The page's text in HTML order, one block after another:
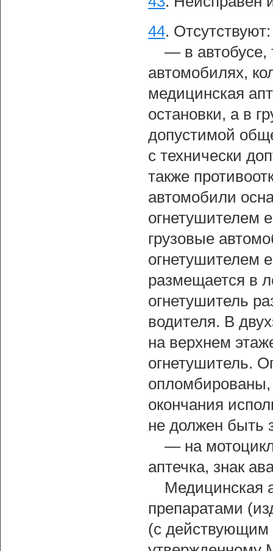
44. Отсутствуют:
— в автобусе,
автомобилях,
медицинская
остановки, а в
допустимой
с технически
также
автомобили
огнетушителем
грузовые
огнетушителем
размещается в
огнетушитель
водителя. В
на верхнем
огнетушитель.
опломбированы,
окончания
не должен быть
— на
аптечка, знак
Медицинская
препаратами
(с действующим